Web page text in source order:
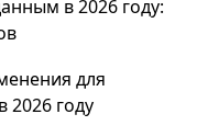
в 2026 году:
для
2026 году